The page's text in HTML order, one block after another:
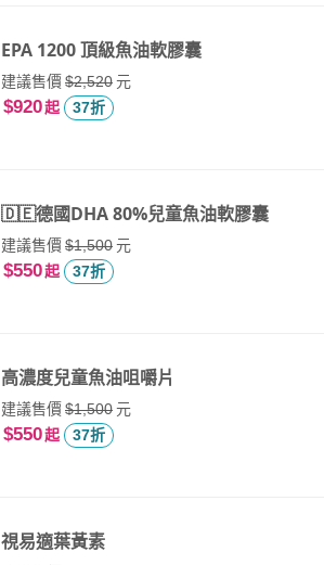
EPA 1200 頂級魚油軟膠囊
建議售價$2,520元
$920起 37折
🇩🇪德國DHA 80%兒童魚油軟膠囊
建議售價$1,500元
$550起 37折
高濃度兒童魚油咀嚼片
建議售價$1,500元
$550起 37折
視易適葉黃素